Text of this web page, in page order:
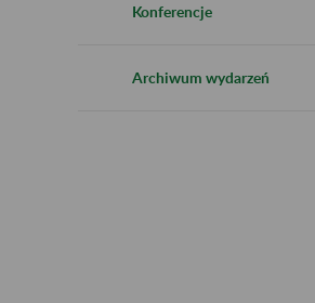
Konferencje
Archiwum wydarzeń